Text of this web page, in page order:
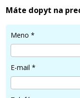
Kompatibilná
Máte dopyt na
Meno *
E-mail *